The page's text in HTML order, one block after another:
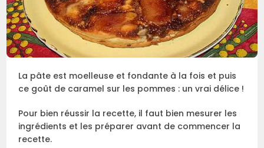
La pâte est moelleuse et fondante à la fois et puis
ce goût de caramel sur les pommes : un vrai délice !
Pour bien réussir la recette, il faut bien mesurer les
ingrédients et les préparer avant de commencer la
recette.